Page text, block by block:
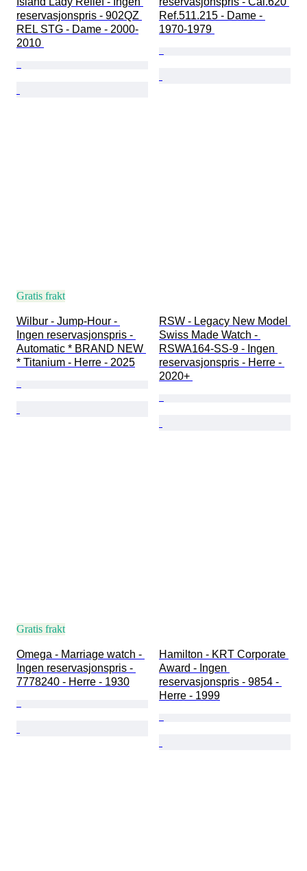
reservasjonspris - 902QZ
REL STG - Dame - 2000-
2010
Ref.511.215 - Dame -
1970-1979
Gratis frakt
Wilbur - Jump-Hour -
Ingen reservasjonspris -
Automatic * BRAND NEW
* Titanium - Herre - 2025
RSW - Legacy New Model
Swiss Made Watch -
RSWA164-SS-9 - Ingen
reservasjonspris - Herre -
2020+
Gratis frakt
Omega - Marriage watch -
Ingen reservasjonspris -
7778240 - Herre - 1930
Hamilton - KRT Corporate
Award - Ingen
reservasjonspris - 9854 -
Herre - 1999